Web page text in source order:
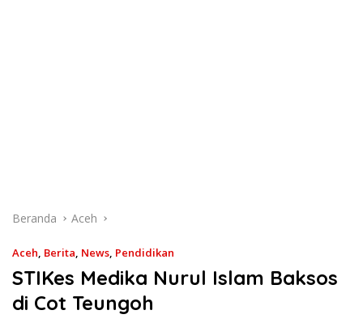
Beranda Aceh
Aceh, Berita, News, Pendidikan
STIKes Medika Nurul Islam Baksos
di Cot Teungoh